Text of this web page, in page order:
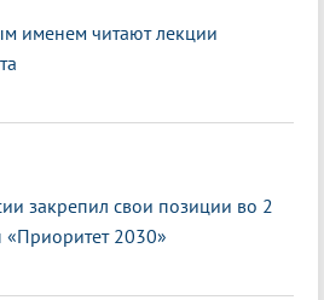
именем читают лекции
закрепил свои позиции во 2
2030»